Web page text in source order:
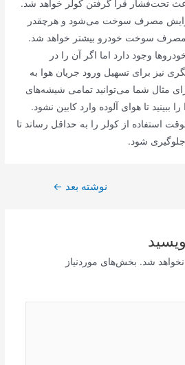
تحت‌فشار قرا گرفتن کولر خواهد شد.
مصرف سوخت می‌شود و هرچقدر
مصرف سوخت خودرو بیشتر خواهد شد.
وجود دارد اما اگر آن را در
نیز برای تسهیل ورود جریان هوا به
مثال شما می‌توانید تمامی شیشه‌های
ببینید تا هوای آلوده وارد کابین نشود.
استفاده از کولر را به حداقل رساند تا
جلوگیری شود.
نوشته بعد ←
شد. بخش‌های موردنیاز